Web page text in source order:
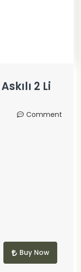
2 Li
Comment
Buy Now